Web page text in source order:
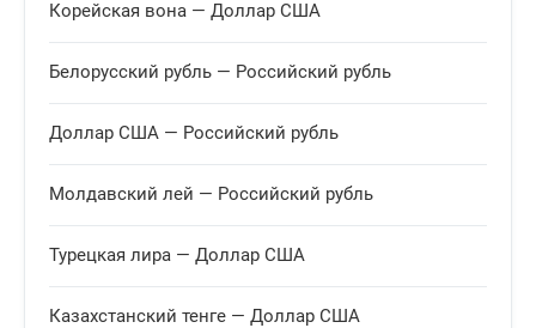
10.4724 +0.0967 Рассчитать
Венгерский форинт
25.8426 -0.0438 Рассчитать
Корейская вона — Доллар США
Белорусский рубль — Российский рубль
Доллар США — Российский рубль
Молдавский лей — Российский рубль
Турецкая лира — Доллар США
Казахстанский тенге — Доллар США